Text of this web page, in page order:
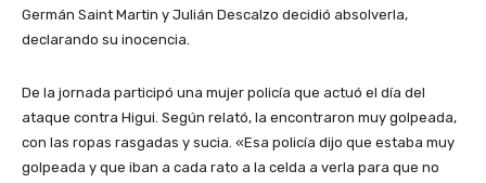
Germán Saint Martin y Julián Descalzo decidió absolverla,
declarando su inocencia.
De la jornada participó una mujer policía que actuó el día del
ataque contra Higui. Según relató, la encontraron muy golpeada,
con las ropas rasgadas y sucia. «Esa policía dijo que estaba muy
golpeada y que iban a cada rato a la celda a verla para que no